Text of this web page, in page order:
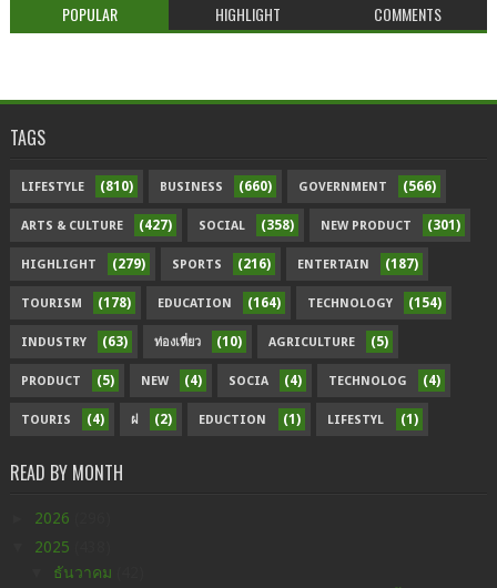
POPULAR HIGHLIGHT COMMENTS
TAGS
LIFESTYLE (810) BUSINESS (660) GOVERNMENT (566)
ARTS & CULTURE (427) SOCIAL (358) NEW PRODUCT (301)
HIGHLIGHT (279) SPORTS (216) ENTERTAIN (187)
TOURISM (178) EDUCATION (164) TECHNOLOGY (154)
INDUSTRY (63) ท่องเที่ยว (10) AGRICULTURE (5)
PRODUCT (5) NEW (4) SOCIA (4) TECHNOLOG (4)
TOURIS (4) ฝ (2) EDUCTION (1) LIFESTYL (1)
READ BY MONTH
2026
2025
ธันวาคม